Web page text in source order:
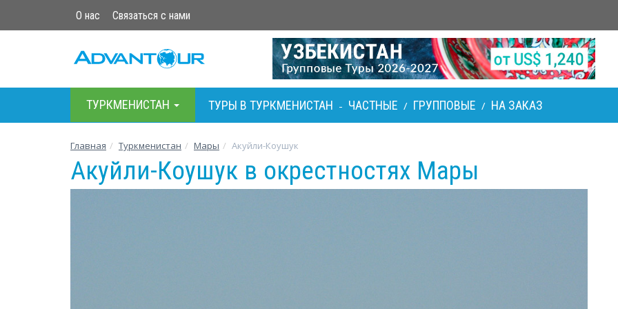
О нас Связаться с нами
ТУРКМЕНИСТАН ТУРЫ В ТУРКМЕНИСТАН - ЧАСТНЫЕ / ГРУППОВЫЕ / НА ЗАКАЗ
Главная Туркменистан Мары Акуйли-Коушук
Акуйли-Коушук в окрестностях Мары